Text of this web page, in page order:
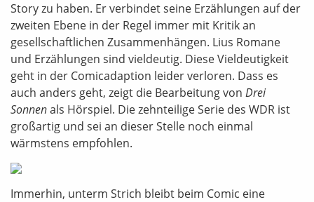
Story zu haben. Er verbindet seine Erzählungen auf der
zweiten Ebene in der Regel immer mit Kritik an
gesellschaftlichen Zusammenhängen. Lius Romane
und Erzählungen sind vieldeutig. Diese Vieldeutigkeit
geht in der Comicadaption leider verloren. Dass es
auch anders geht, zeigt die Bearbeitung von Drei
Sonnenals Hörspiel. Die zehnteilige Serie des WDR ist
großartig und sei an dieser Stelle noch einmal
wärmstens empfohlen.
Immerhin, unterm Strich bleibt beim Comic eine